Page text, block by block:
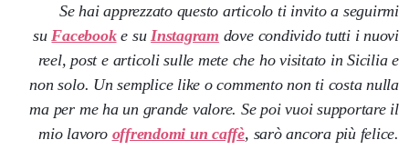
Se hai apprezzato questo articolo ti invito a seguirmi
su Facebooke su Instagram dove condivido tutti i nuovi
reel, post e articoli sulle mete che ho visitato in Sicilia e
non solo. Un semplice like o commento non ti costa nulla
ma per me ha un grande valore. Se poi vuoi supportare il
mio lavoro offrendomi un caffè, sarò ancora più felice.